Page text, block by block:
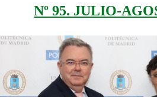
Nº 95. JULIO-